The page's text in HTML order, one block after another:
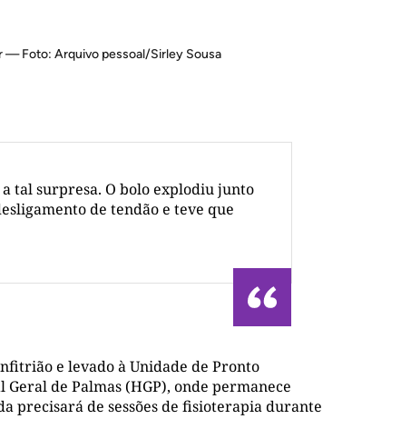
— Foto: Arquivo pessoal/Sirley Sousa
tal surpresa. O bolo explodiu junto
de tendão e teve que
e levado à Unidade de Pronto
de Palmas (HGP), onde permanece
precisará de sessões de fisioterapia durante